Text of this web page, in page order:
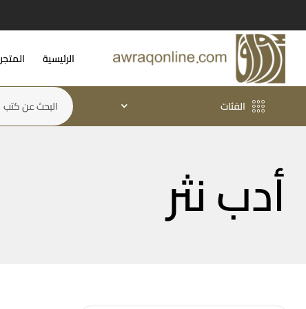
الرئيسية المتجر
الفئات
أدب نثر